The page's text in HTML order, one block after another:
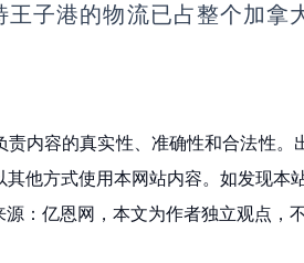
王子港的物流已占整个加拿
内容的真实性、准确性和合法性
他方式使用本网站内容。如发现
：亿恩网，本文为作者独立观点，